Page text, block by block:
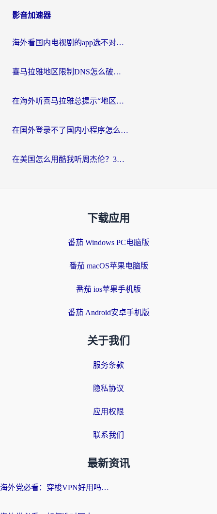
影音加速器
海外看国内电视剧的app选不对？这份回国加速器避坑指南帮你流畅追剧
喜马拉雅地区限制DNS怎么破？海外党听国内音乐听书的终极解决方案
在海外听喜马拉雅总提示“地区限制”？3步轻松解除+听国内音乐全攻略
在国外登录不了国内小程序怎么办？选对回国加速器，轻松解锁国内资源
在美国怎么用酷我听周杰伦？3步搞定海外听歌难题
下载应用
番茄 Windows PC电脑版
番茄 macOS苹果电脑版
番茄 ios苹果手机版
番茄 Android安卓手机版
关于我们
服务条款
隐私协议
应用权限
联系我们
最新资讯
海外党必看：穿梭VPN好用吗？和云帆VPN对比哪个回国效果更好？附真实测评+避坑指南